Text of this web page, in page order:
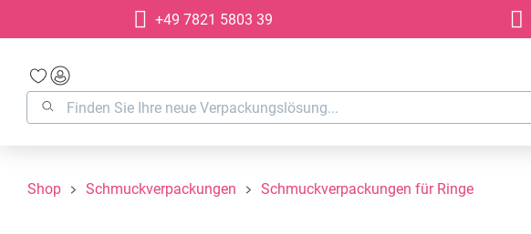
Zur Hauptnavigation springen
+49 7821 5803 39
Shop Schmuckverpackungen Schmuckverpackungen für Ringe